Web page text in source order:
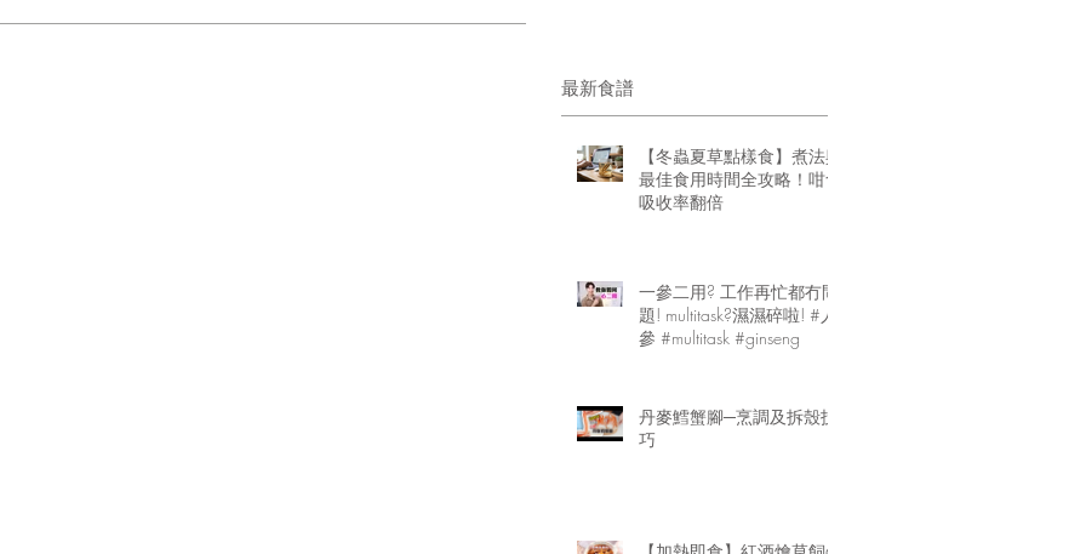
最新食譜
【冬蟲夏草點樣食】煮法與
最佳食用時間全攻略！咁食
吸收率翻倍
一參二用? 工作再忙都冇問
題! multitask?濕濕碎啦! #人
參 #multitask #ginseng
丹麥鱈蟹腳─烹調及拆殼技
巧